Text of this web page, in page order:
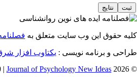
کلیه حقوق این وب سایت متعلق به
طراحی و برنامه نویسی : یکتاوب افزار
© 2026 CC BY-NC 4.0 |
Journal of Psychology New Ideas